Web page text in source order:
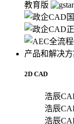
教育版
产品和解决
2D CAD
浩辰
浩辰
浩辰